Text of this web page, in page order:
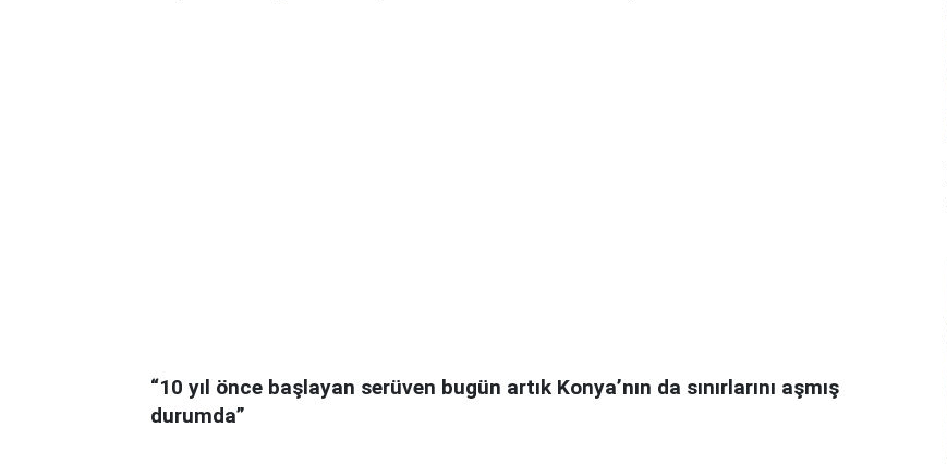
“10 yıl önce başlayan serüven bugün artık Konya’nın da sınırlarını aşmış
durumda”